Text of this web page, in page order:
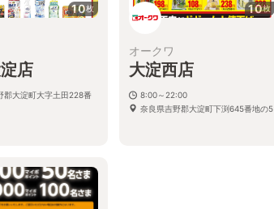
10枚
店
郡大淀町大字土田228番
10枚
オークワ
大淀西店
8:00～22:00
奈良県吉野郡大淀町下渕645番地の5